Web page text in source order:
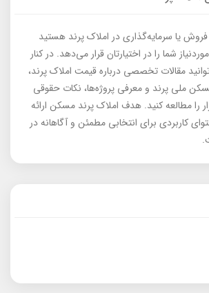
فروش یا سرمایه‌گذاری در املاک پرند هستید
شما را در اختیارتان قرار می‌دهد. در کنار
مقالات تخصصی درباره قیمت املاک پرند،
ملی پرند و معرفی پروژه‌ها، نکات حقوقی
را مطالعه کنید. هدف املاک پرند مسکن ارائه
کاربردی برای انتخابی مطمئن و آگاهانه در